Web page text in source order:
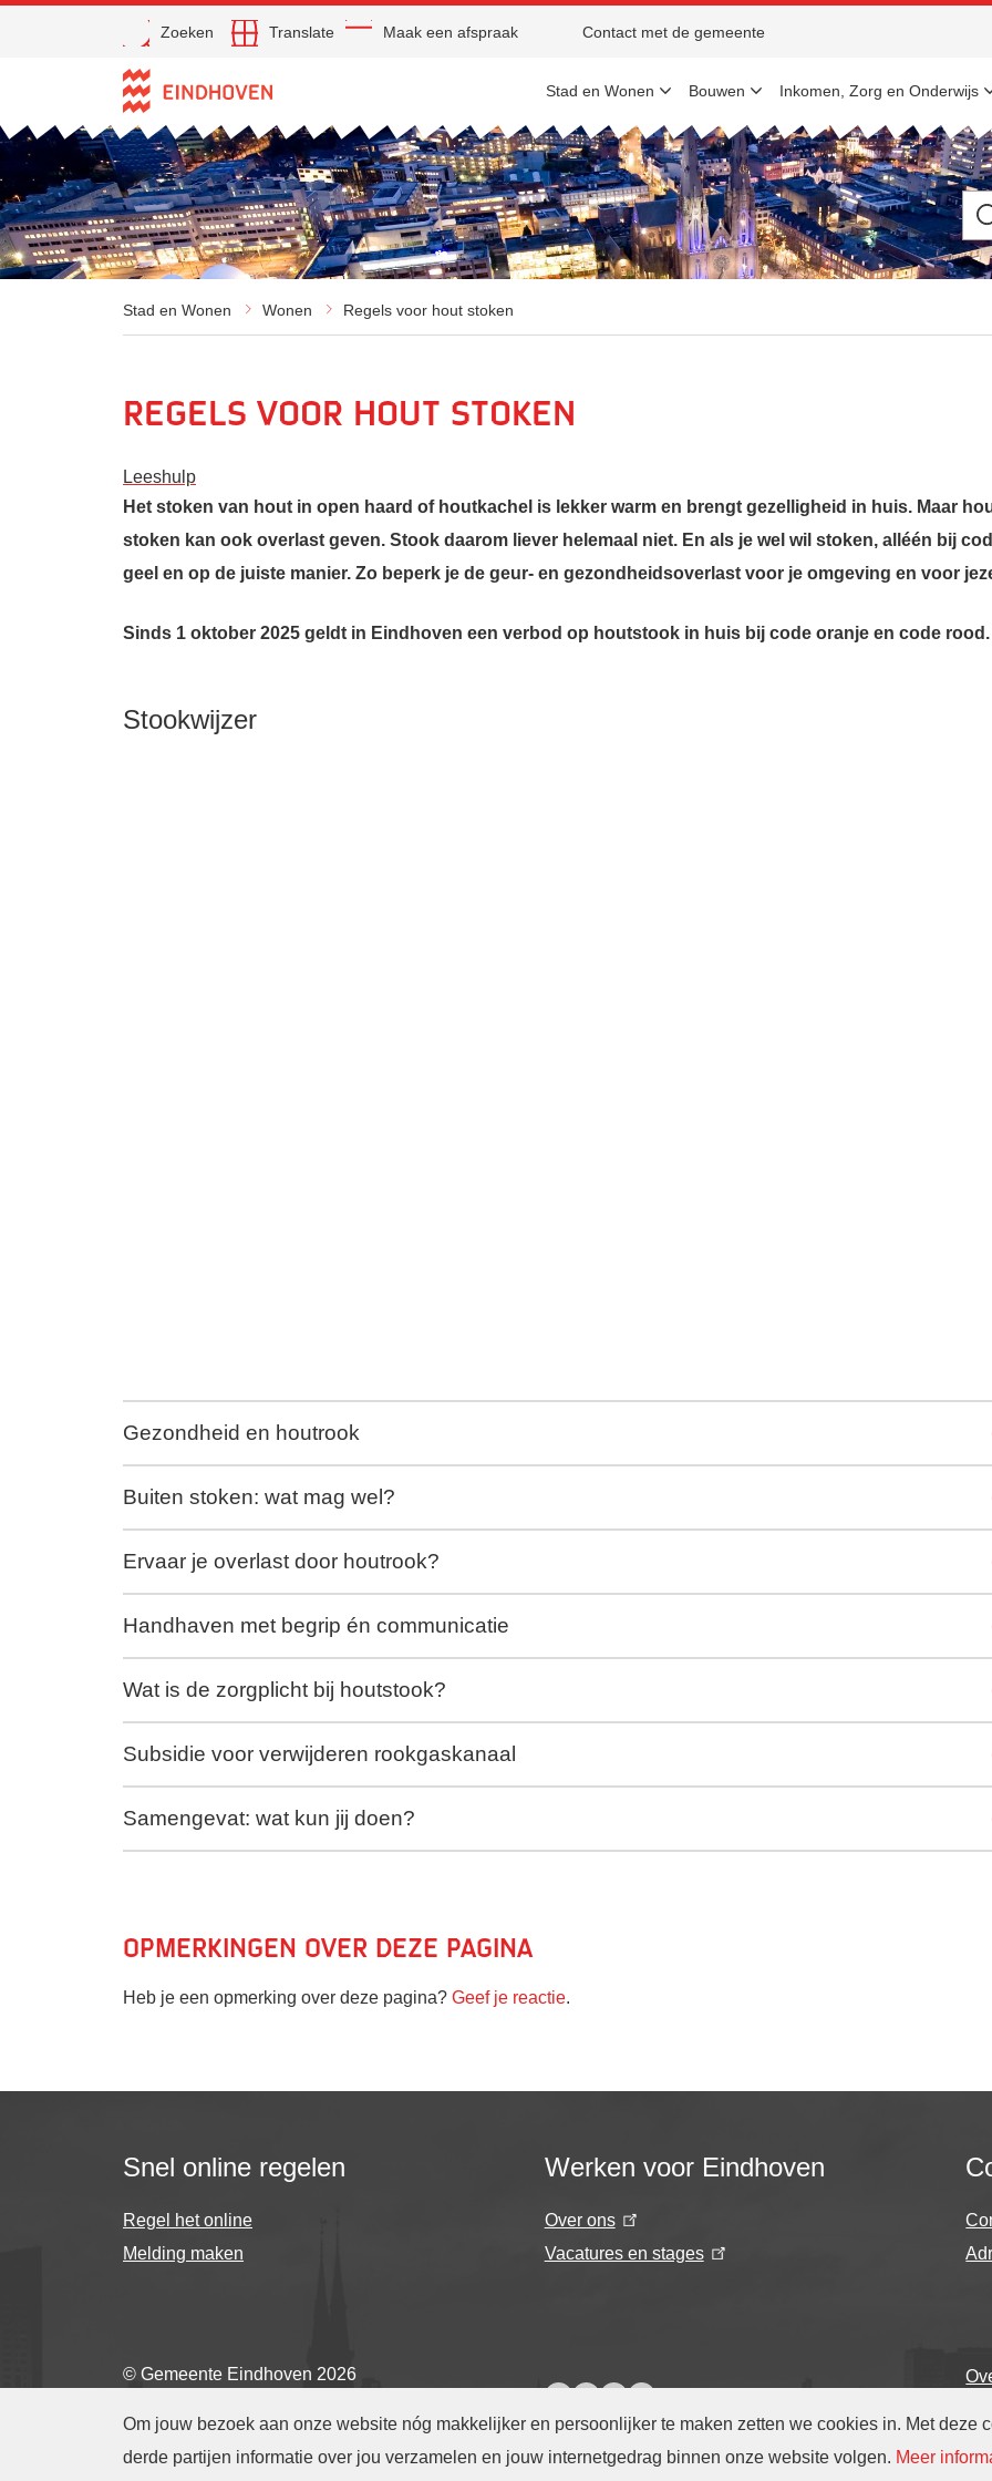
Om jouw bezoek aan onze website nóg makkelijker en persoonlijker te maken zetten we cookies in. Met deze
derde partijen informatie over jou verzamelen en jouw internetgedrag binnen onze website volgen. Meer
Direct naar de inhoud
Open
Zoeken Translate Maak een afspraak Contact met de gemeente
Stad en Wonen Bouwen Inkomen, Zorg en Onderwijs
op
Stad en Wonen Wonen Regels voor hout stoken
Regels voor hout stoken
Leeshulp
Het stoken van hout in open haard of houtkachel is lekker warm en brengt gezelligheid in huis. Maar
stoken kan ook overlast geven. Stook daarom liever helemaal niet. En als je wel wil stoken, alléén bij
geel en op de juiste manier. Zo beperk je de geur- en gezondheidsoverlast voor je omgeving en voor
Sinds 1 oktober 2025 geldt in Eindhoven een verbod op houtstook in huis bij code oranje en code rood.
Stookwijzer
Gezondheid en houtrook
Buiten stoken: wat mag wel?
Ervaar je overlast door houtrook?
Handhaven met begrip én communicatie
Wat is de zorgplicht bij houtstook?
Subsidie voor verwijderen rookgaskanaal
Samengevat: wat kun jij doen?
Opmerkingen over deze pagina
Heb je een opmerking over deze pagina? Geef je reactie.
Snel online regelen
Regel het online
Melding maken
Werken voor Eindhoven
Over ons
Vacatures en stages
© Gemeente Eindhoven 2026
Cookies beheren